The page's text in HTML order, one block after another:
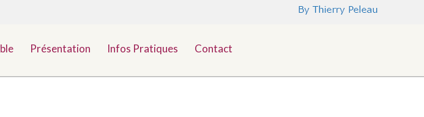
Présentation Infos Pratiques Contact